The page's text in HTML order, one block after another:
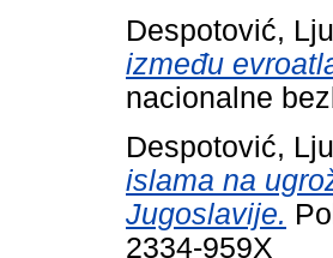
Despotović,
između
nacionalne
Despotović,
islama na
Jugoslavije.
2334-959X